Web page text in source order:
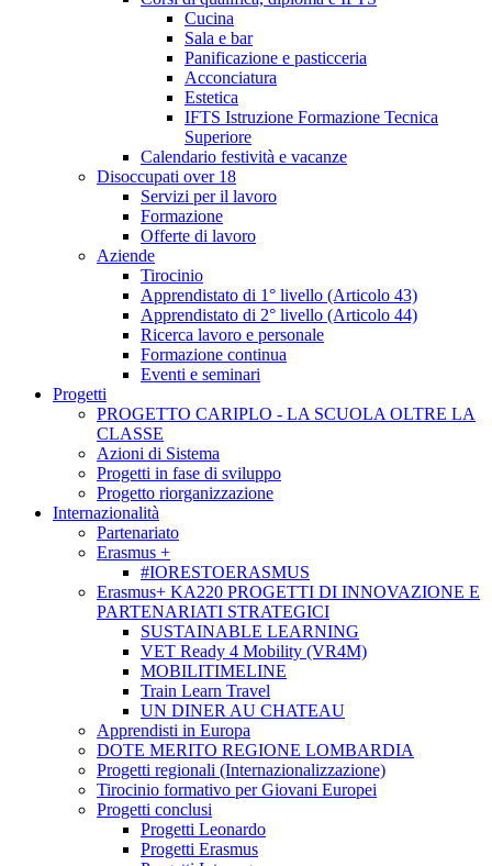
Cucina
Sala e bar
Panificazione e pasticceria
Acconciatura
Estetica
IFTS Istruzione Formazione Tecnica
Superiore
Calendario festività e vacanze
Disoccupati over 18
Servizi per il lavoro
Formazione
Offerte di lavoro
Aziende
Tirocinio
Apprendistato di 1° livello (Articolo 43)
Apprendistato di 2° livello (Articolo 44)
Ricerca lavoro e personale
Formazione continua
Eventi e seminari
Progetti
PROGETTO CARIPLO - LA SCUOLA OLTRE LA
CLASSE
Azioni di Sistema
Progetti in fase di sviluppo
Progetto riorganizzazione
Internazionalità
Partenariato
Erasmus +
#IORESTOERASMUS
Erasmus+ KA220 PROGETTI DI INNOVAZIONE E
PARTENARIATI STRATEGICI
SUSTAINABLE LEARNING
VET Ready 4 Mobility (VR4M)
MOBILITIMELINE
Train Learn Travel
UN DINER AU CHATEAU
Apprendisti in Europa
DOTE MERITO REGIONE LOMBARDIA
Progetti regionali (Internazionalizzazione)
Tirocinio formativo per Giovani Europei
Progetti conclusi
Progetti Leonardo
Progetti Erasmus